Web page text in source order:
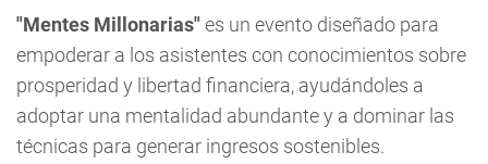
"Mentes Millonarias"es un evento diseñado para
empoderar a los asistentes con conocimientos sobre
prosperidad y libertad financiera, ayudándoles a
adoptar una mentalidad abundante y a dominar las
técnicas para generar ingresos sostenibles.